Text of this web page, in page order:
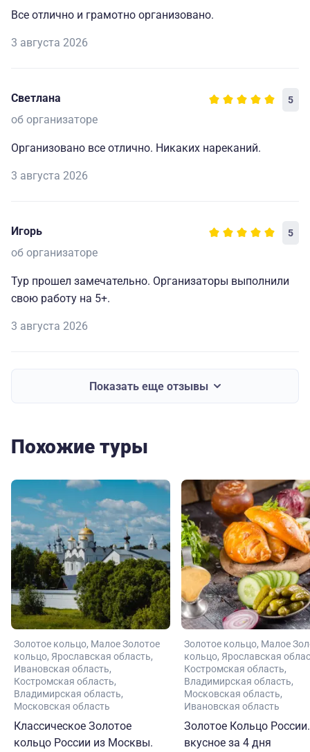
Все отлично и грамотно организовано.
3 августа 2026
Светлана 5
об организаторе
Организовано все отлично. Никаких нареканий.
3 августа 2026
Игорь 5
об организаторе
Тур прошел замечательно. Организаторы выполнили
свою работу на 5+.
3 августа 2026
Показать еще отзывы
Похожие туры
Золотое кольцо Малое Золотое
кольцо Ярославская область
Ивановская область
Костромская область
Владимирская область
Московская область
Классическое Золотое
кольцо России из Москвы.
Золотое кольцо Малое
кольцо Ярославская
Костромская область
Владимирская область
Московская область
Ивановская область
Золотое Кольцо
вкусное за 4 дня